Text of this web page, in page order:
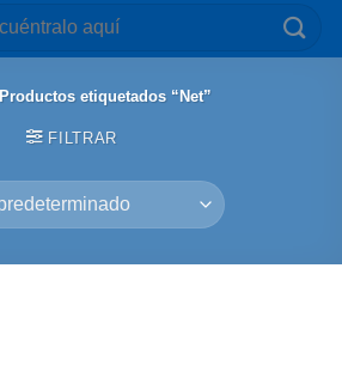
Productos etiquetados “Net”
FILTRAR